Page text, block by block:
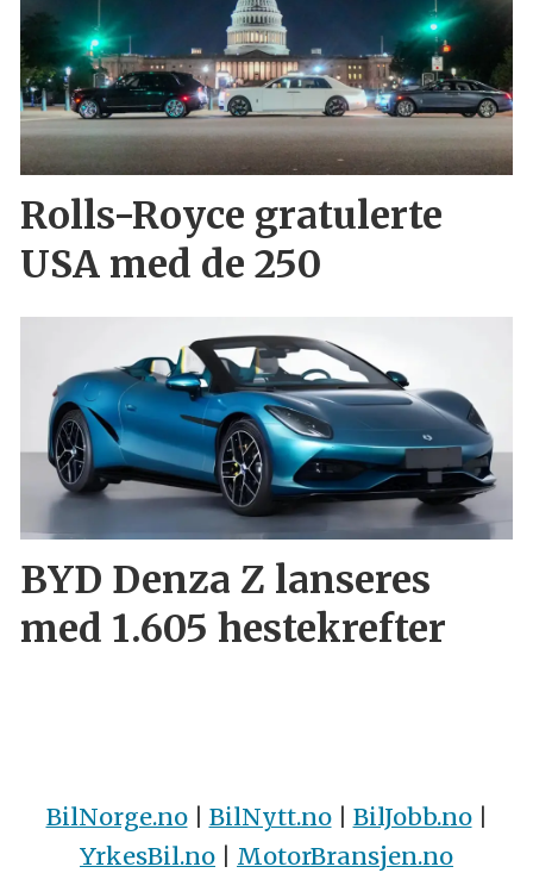
Rolls-Royce gratulerte
USA med de 250
BYD Denza Z lanseres
med 1.605 hestekrefter
BilNorge.no| BilNytt.no| BilJobb.no|
YrkesBil.no
MotorBransjen.no